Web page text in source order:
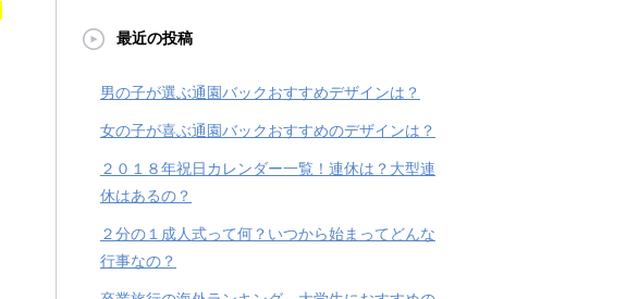
最近の投稿
男の子が選ぶ通園バックおすすめデザインは？
女の子が喜ぶ通園バックおすすめのデザインは？
２０１８年祝日カレンダー一覧！連休は？大型連
休はあるの？
２分の１成人式って何？いつから始まってどんな
行事なの？